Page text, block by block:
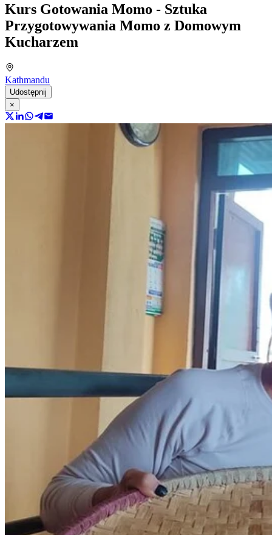
Kurs Gotowania Momo - Sztuka
Przygotowywania Momo z Domowym
Kucharzem
Kathmandu
Udostępnij
×